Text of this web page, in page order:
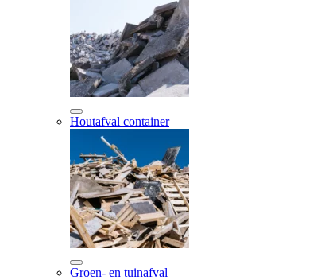
Houtafval container
Groen- en tuinafval